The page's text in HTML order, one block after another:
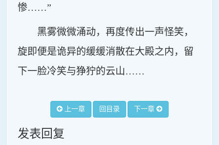
惨……”
黑雾微微涌动，再度传出一声怪笑，
旋即便是诡异的缓缓消散在大殿之内，留
下一脸冷笑与狰狞的云山……
上一章 回目录 下一章
发表回复